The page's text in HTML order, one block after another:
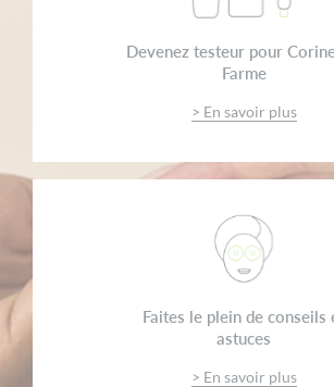
Devenez testeur pour
Farme
> En savoir plus
Faites le plein de conseils
astuces
> En savoir plus